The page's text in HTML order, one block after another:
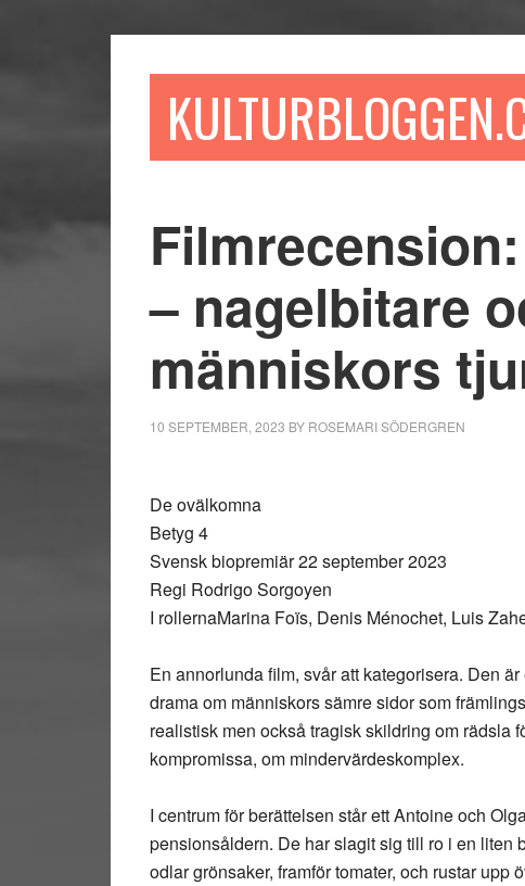
– nagelbitare
människors
10 SEPTEMBER, 2023 BY ROSEMARI SÖDERGREN
De ovälkomna
Betyg 4
Svensk biopremiär 22 september 2023
Regi Rodrigo Sorgoyen
I rollernaMarina Foïs, Denis Ménochet, Luis
En annorlunda film, svår att kategorisera. Den
drama om människors sämre sidor som
realistisk men också tragisk skildring om rädsla
kompromissa, om mindervärdeskomplex.
I centrum för berättelsen står ett Antoine och
pensionsåldern. De har slagit sig till ro i en
odlar grönsaker, framför tomater, och rustar